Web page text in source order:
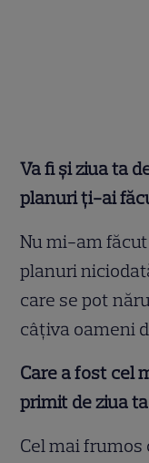
Va fi și ziua ta
planuri ți-ai
Nu mi-am
planuri
care se pot
câțiva oameni
Care a fost cel
primit de ziua
Cel mai frumos